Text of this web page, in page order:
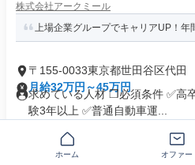
株式会社アークミール
上場企業グループでキャリアUP！年
〒155-0033東京都世田谷区代田
月給32万円～45万円
求めている人材 ❒必須条件 ✅高
験3年以上 ✅普通自動車運...
ホーム オファー